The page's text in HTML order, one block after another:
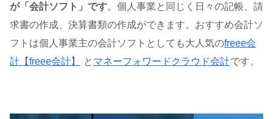
が「会計ソフト」です。個人事業と同じく日々の記帳、請
求書の作成、決算書類の作成ができます。おすすめ会計ソ
フトは個人事業主の会計ソフトとしても大人気のfreee会
計【freee会計】
と マネーフォワードクラウド会計です。